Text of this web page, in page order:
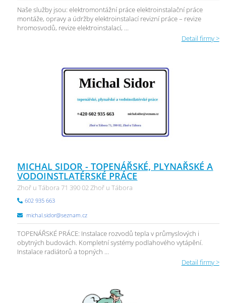
Naše služby jsou: elektromontážní práce elektroinstalační práce
montáže, opravy a údržby elektroinstalací revizní práce – revize
hromosvodů, revize elektroinstalací, ...
Detail firmy >
MICHAL SIDOR - TOPENÁŘSKÉ, PLYNAŘSKÉ A
VODOINSTLATÉRSKÉ PRÁCE
Zhoř u Tábora 71 390 02 Zhoř u Tábora
602 935 663
michal.sidor@seznam.cz
TOPENÁŘSKÉ PRÁCE: Instalace rozvodů tepla v průmyslových i
obytných budovách. Kompletní systémy podlahového vytápění.
Instalace radiátorů a topných ...
Detail firmy >